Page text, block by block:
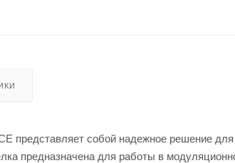
представляет собой надежное решение
предназначена для работы в